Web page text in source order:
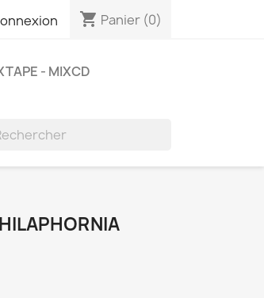
shopping_cart Panier (0)
- MIXCD